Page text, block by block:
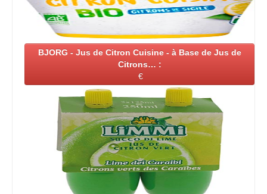
BJORG - Jus de Citron Cuisine - à Base de Jus de
Citrons… :
€